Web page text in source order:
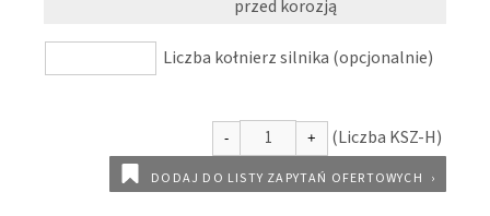
przed korozją
Liczba kołnierz silnika (opcjonalnie)
DODAJ DO LISTY ZAPYTAŃ OFERTOWYCH